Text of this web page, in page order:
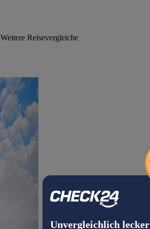
Unvergleichlich lecker
Weitere Reisevergleiche